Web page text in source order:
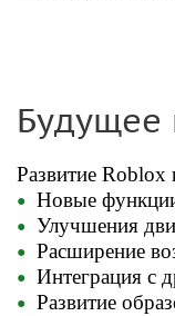
Развитие Roblox
Новые
Улучшения
Расширение
Интеграция с
Развитие